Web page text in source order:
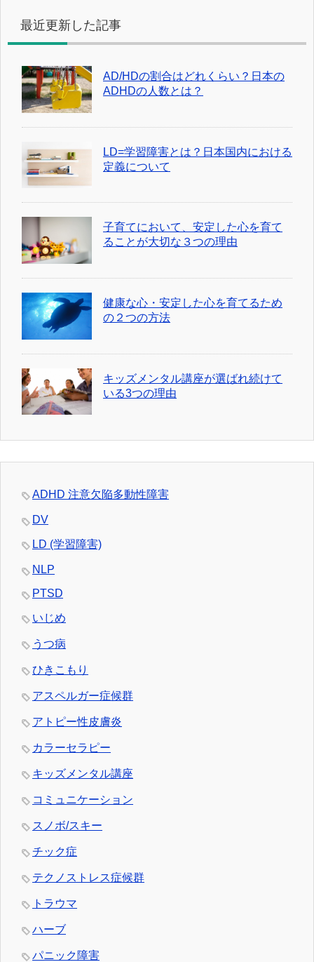
最近更新した記事
AD/HDの割合はどれくらい？日本の
ADHDの人数とは？
LD=学習障害とは？日本国内における
定義について
子育てにおいて、安定した心を育て
ることが大切な３つの理由
健康な心・安定した心を育てるため
の２つの方法
キッズメンタル講座が選ばれ続けて
いる3つの理由
ADHD 注意欠陥多動性障害
DV
LD (学習障害)
NLP
PTSD
いじめ
うつ病
ひきこもり
アスペルガー症候群
アトピー性皮膚炎
カラーセラピー
キッズメンタル講座
コミュニケーション
スノボ/スキー
チック症
テクノストレス症候群
トラウマ
ハーブ
パニック障害